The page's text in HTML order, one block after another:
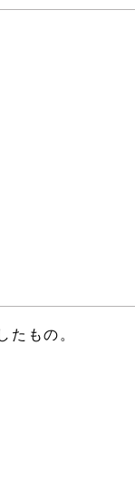
たもの。